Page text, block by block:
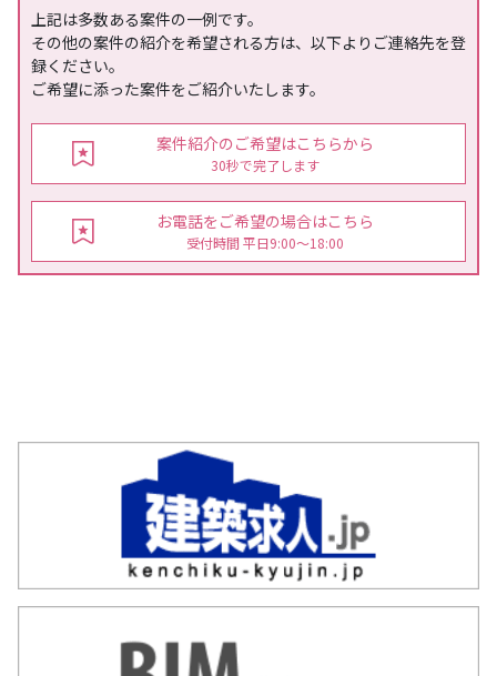
上記は多数ある案件の一例です。
その他の案件の紹介を希望される方は、以下よりご連絡先を登
録ください。
ご希望に添った案件をご紹介いたします。
案件紹介のご希望はこちらから
30秒で完了します
お電話をご希望の場合はこちら
受付時間 平日9:00〜18:00